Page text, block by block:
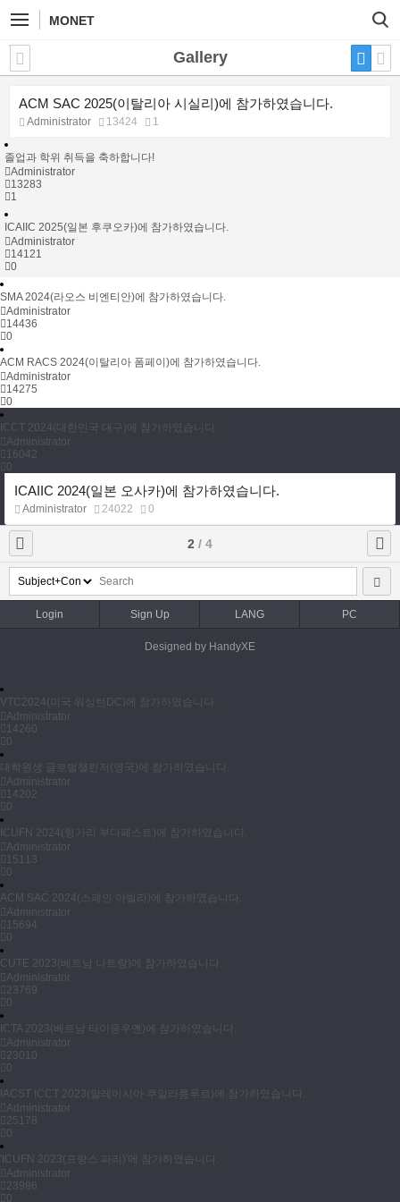
MONET
Gallery
ACM SAC 2025(이탈리아 시실리)에 참가하였습니다.
Administrator 13424 1
졸업과 학위 취득을 축하합니다!
Administrator
13283
1
ICAIIC 2025(일본 후쿠오카)에 참가하였습니다.
Administrator
14121
0
SMA 2024(라오스 비엔티안)에 참가하였습니다.
Administrator
14436
0
ACM RACS 2024(이탈리아 폼페이)에 참가하였습니다.
Administrator
14275
0
ICCT 2024(대한민국 대구)에 참가하였습니다.
Administrator
16042
0
ICAIIC 2024(일본 오사카)에 참가하였습니다.
Administrator 24022 0
2 / 4
Login Sign Up LANG PC
Designed by HandyXE
VTC2024(미국 워싱턴DC)에 참가하였습니다.
Administrator
14260
0
대학원생 글로벌챌린저(영국)에 참가하였습니다.
Administrator
14202
0
ICUFN 2024(헝가리 부다페스트)에 참가하였습니다.
Administrator
15113
0
ACM SAC 2024(스페인 아빌라)에 참가하였습니다.
Administrator
15694
0
CUTE 2023(베트남 나트랑)에 참가하였습니다.
Administrator
23769
0
ICTA 2023(베트남 타이응우옌)에 참가하였습니다.
Administrator
23010
0
IACST ICCT 2023(말레이시아 쿠알라룸푸르)에 참가하였습니다.
Administrator
25178
0
'ICUFN 2023(프랑스 파리)'에 참가하였습니다.
Administrator
23986
0